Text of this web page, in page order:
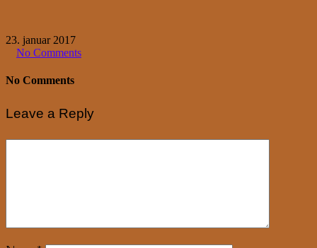
23. januar 2017
No Comments
No Comments
Leave a Reply